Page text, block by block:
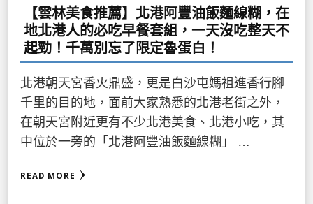
【雲林美食推薦】北港阿豐油飯麵線糊，在
地北港人的必吃早餐套組，一天沒吃整天不
起勁！千萬別忘了限定魯蛋白！
北港朝天宮香火鼎盛，更是白沙屯媽祖進香行腳
千里的目的地，面前大家熟悉的北港老街之外，
在朝天宮附近更有不少北港美食、北港小吃，其
中位於一旁的「北港阿豐油飯麵線糊」 …
READ MORE